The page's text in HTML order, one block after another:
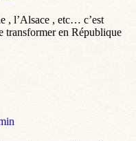
, l’Alsace , etc… c’est
transformer en République